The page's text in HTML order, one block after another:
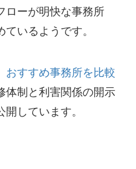
ローが明快な事務所
いるようです。
おすすめ事務所を比較
体制と利害関係の開示
開しています。